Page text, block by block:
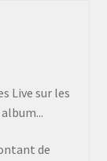
Live sur les
de